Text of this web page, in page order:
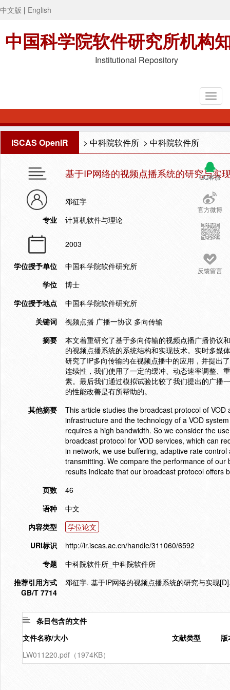
中文版 | English
中国科学院软件研究所机构
Institutional Repository
ISCAS OpenIR > 中科院软件所 > 中科院软件所
QQ客服
官方微博
反馈留言
基于IP网络的视频点播系统的研究与实
邓征宇
专业
计算机软件与理论
2003
学位授予单位
中国科学院软件研究所
学位
博士
学位授予地点
中国科学院软件研究所
关键词
视频点播 广播一协议 多向传输
摘要
本文着重研究了基于多向传输的视频点播广播协议
的视频点播系统的系统结构和实现技术。实时多媒
研究了IP多向传输的在视频点播中的应用，并提出
连续性，我们使用了一定的缓冲、动态速率调整、
素。最后我们通过模拟试验比较了我们提出的广播
的性能改善是有所帮助的。
其他摘要
This article studies the broadcast protocol of
infrastructure and the technology of a VOD
requires a high bandwidth. So we consider the
broadcast protocol for VOD services, which can
in network, we use buffering, adaptive rate
transmitting. We compare the performance of
results indicate that our broadcast protocol offers
页数
46
语种
中文
内容类型
学位论文
URI标识
http://ir.iscas.ac.cn/handle/311060/6592
专题
中科院软件所_中科院软件所
推荐引用方式
GB/T 7714
邓征宇. 基于IP网络的视频点播系统的研究与实现
条目包含的文件
文件名称/大小
文献类型
版
LW011220.pdf（1974KB）